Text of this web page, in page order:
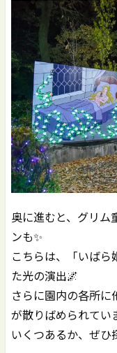
奥に進むと、グリム
ンも✨️
こちらは、「いばら
た光の演出🌌
さらに園内の各所
が散りばめられてい
いくつあるか、ぜひ